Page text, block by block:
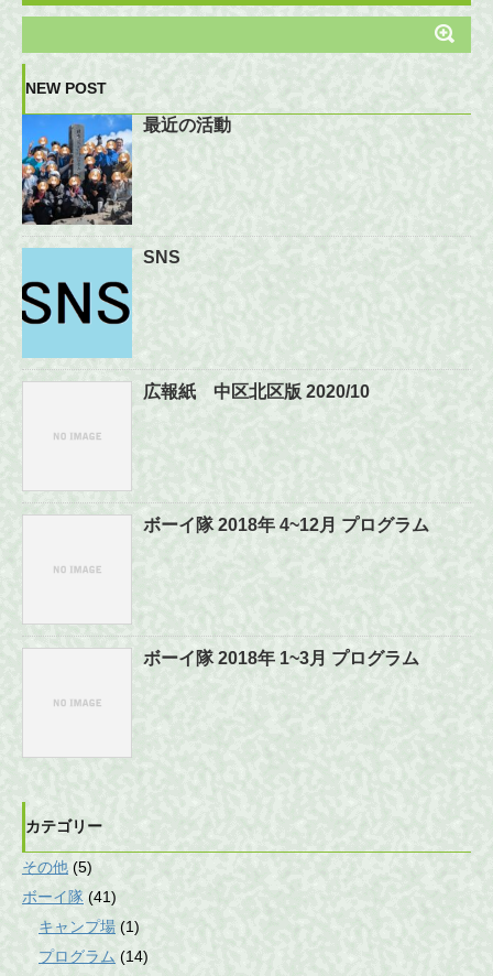
NEW POST
最近の活動
SNS
広報紙 中区北区版 2020/10
ボーイ隊 2018年 4~12月 プログラム
ボーイ隊 2018年 1~3月 プログラム
カテゴリー
その他 (5)
ボーイ隊 (41)
キャンプ場 (1)
プログラム (14)